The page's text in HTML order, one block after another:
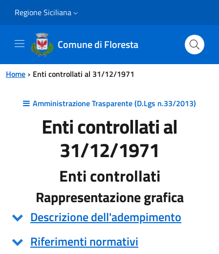
Regione Siciliana
Comune di Floresta
Home Enti controllati al 31/12/1971
Amministrazione Trasparente (D.Lgs n.33/2013)
Enti controllati al
31/12/1971
Enti controllati
Rappresentazione grafica
Descrizione dell'adempimento
Riferimenti normativi